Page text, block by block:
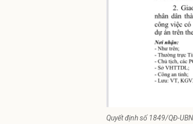
Quyết định số 1849/QĐ-